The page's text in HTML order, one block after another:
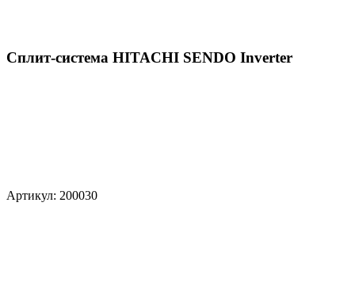
Сплит-система HITACHI SENDO Inverter
Артикул: 200030